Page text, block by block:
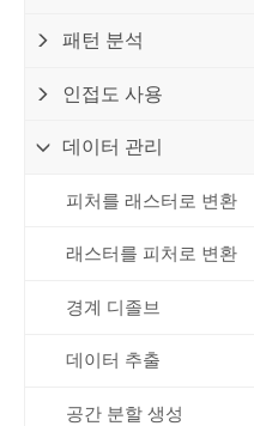
패턴 분석
인접도 사용
데이터 관리
피처를 래스터로 변환
래스터를 피처로 변환
경계 디졸브
데이터 추출
공간 분할 생성